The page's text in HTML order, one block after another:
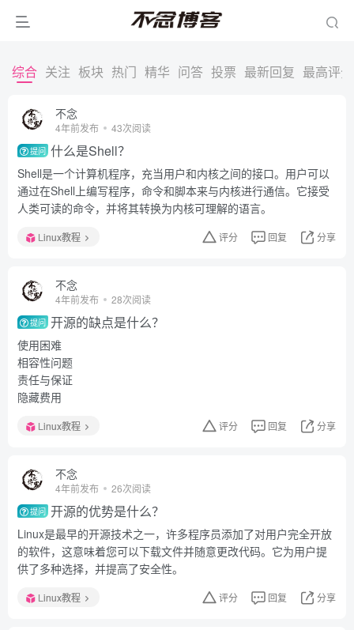
综合 关注 板块 热门 精华 问答 投票 最新回复 最高评分
不念
4年前发布 43次阅读
提问 什么是Shell？
Shell是一个计算机程序，充当用户和内核之间的接口。用户可以
通过在Shell上编写程序，命令和脚本来与内核进行通信。它接受
人类可读的命令，并将其转换为内核可理解的语言。
Linux教程 评分 回复 分享
不念
4年前发布 28次阅读
提问 开源的缺点是什么？
使用困难
相容性问题
责任与保证
隐藏费用
Linux教程 评分 回复 分享
不念
4年前发布 26次阅读
提问 开源的优势是什么？
Linux是最早的开源技术之一，许多程序员添加了对用户完全开放
的软件，这意味着您可以下载文件并随意更改代码。它为用户提
供了多种选择，并提高了安全性。
Linux教程 评分 回复 分享